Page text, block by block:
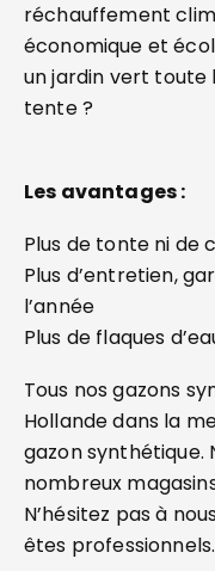
réchauffement
économique et
un jardin vert toute
tente ?
Les avantages :
Plus de tonte ni de
Plus d’entretien,
l’année
Plus de flaques
Tous nos gazons
Hollande dans la
gazon synthétique.
nombreux
N’hésitez pas à
êtes professionnels.